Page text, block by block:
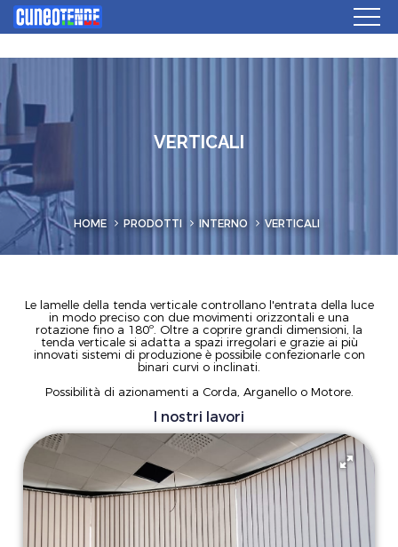
VERTICALI
HOME PRODOTTI INTERNO VERTICALI
Le lamelle della tenda verticale controllano l'entrata della luce
in modo preciso con due movimenti orizzontali e una
rotazione fino a 180º. Oltre a coprire grandi dimensioni, la
tenda verticale si adatta a spazi irregolari e grazie ai più
innovati sistemi di produzione è possibile confezionarle con
binari curvi o inclinati.
Possibilità di azionamenti a Corda, Arganello o Motore.
I nostri lavori